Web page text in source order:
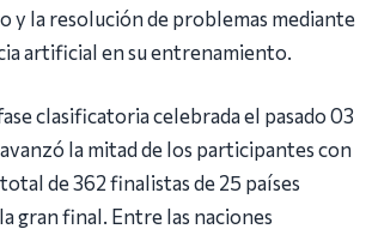
y la resolución de problemas mediante
artificial en su entrenamiento.
clasificatoria celebrada el pasado 03
la mitad de los participantes con
de 362 finalistas de 25 países
gran final. Entre las naciones